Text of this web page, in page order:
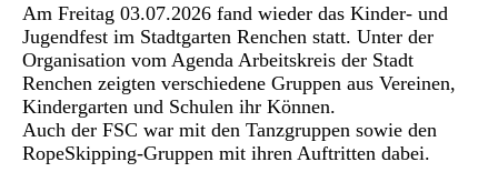
Am Freitag 03.07.2026 fand wieder das Kinder- und
Jugendfest im Stadtgarten Renchen statt. Unter der
Organisation vom Agenda Arbeitskreis der Stadt
Renchen zeigten verschiedene Gruppen aus Vereinen,
Kindergarten und Schulen ihr Können.
Auch der FSC war mit den Tanzgruppen sowie den
RopeSkipping-Gruppen mit ihren Auftritten dabei.